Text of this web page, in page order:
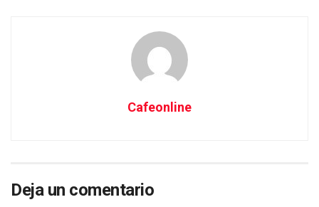
Cafeonline
Deja un comentario